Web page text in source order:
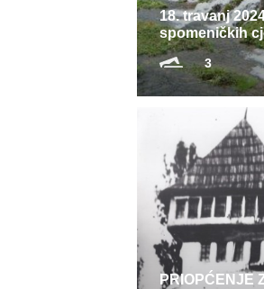
18. travanj
spomeničkih
3
PRIOPĆENJE